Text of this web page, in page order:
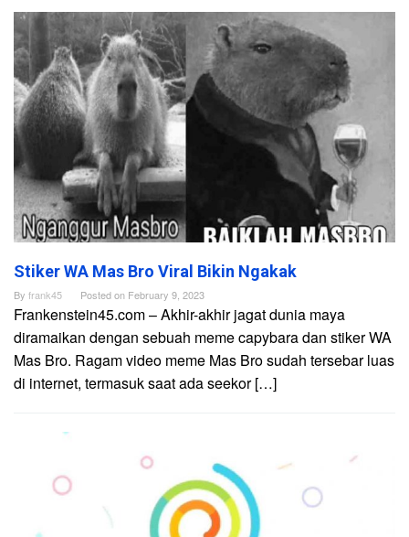
Stiker WA Mas Bro Viral Bikin Ngakak
By frank45 Posted on February 9, 2023
Frankenstein45.com – Akhir-akhir jagat dunia maya
diramaikan dengan sebuah meme capybara dan stiker WA
Mas Bro. Ragam video meme Mas Bro sudah tersebar luas
di internet, termasuk saat ada seekor […]